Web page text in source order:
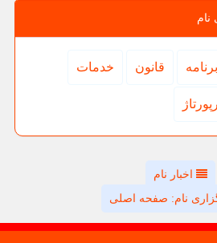
برنامه قانون خدمات
رپورتاژ
اخبار نام
نام: صفحه اصلی